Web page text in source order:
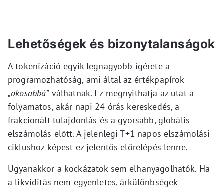
Lehetőségek és bizonytalanságok
A tokenizáció egyik legnagyobb ígérete a
programozhatóság, ami által az értékpapírok
„okosabbá”válhatnak. Ez megnyithatja az utat a
folyamatos, akár napi 24 órás kereskedés, a
frakcionált tulajdonlás és a gyorsabb, globális
elszámolás előtt. A jelenlegi T+1 napos elszámolási
ciklushoz képest ez jelentős előrelépés lenne.
Ugyanakkor a kockázatok sem elhanyagolhatók. Ha
a likviditás nem egyenletes, árkülönbségek